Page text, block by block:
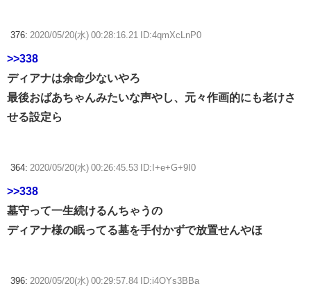
376: 2020/05/20(水) 00:28:16.21 ID:4qmXcLnP0
>>338
ディアナは余命少ないやろ
最後おばあちゃんみたいな声やし、元々作画的にも老けさ
せる設定ら
364: 2020/05/20(水) 00:26:45.53 ID:I+e+G+9I0
>>338
墓守って一生続けるんちゃうの
ディアナ様の眠ってる墓を手付かずで放置せんやほ
396: 2020/05/20(水) 00:29:57.84 ID:i4OYs3BBa